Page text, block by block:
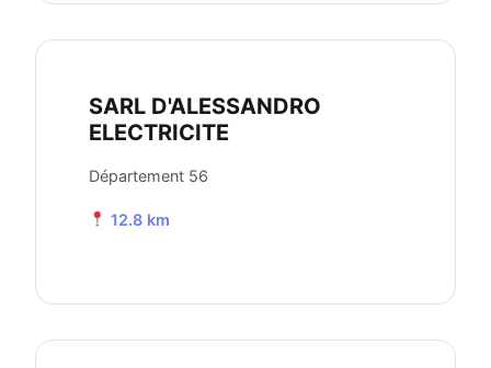
SARL D'ALESSANDRO
ELECTRICITE
Département 56
12.8 km